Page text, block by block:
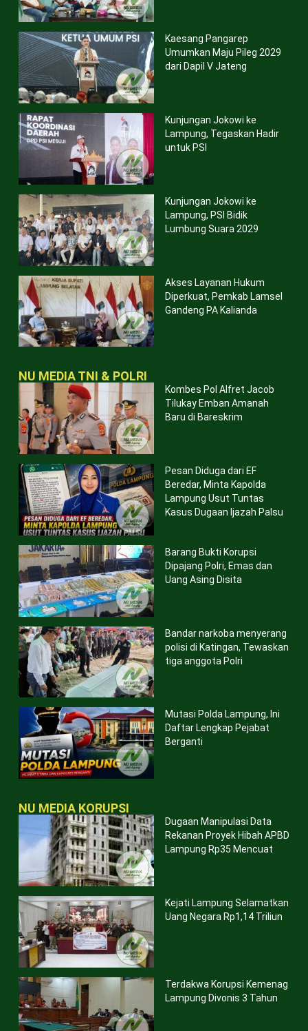
Kaesang Pangarep
Umumkan Maju Pileg 2029
dari Dapil V Jateng
Kunjungan Jokowi ke
Lampung, Tegaskan Hadir
untuk PSI
Kunjungan Jokowi ke
Lampung, PSI Bidik
Lumbung Suara 2029
Akses Layanan Hukum
Diperkuat, Pemkab Lamsel
Gandeng PA Kalianda
NU MEDIA TNI & POLRI
Kombes Pol Alfret Jacob
Tilukay Emban Amanah
Baru di Bareskrim
Pesan Diduga dari EF
Beredar, Minta Kapolda
Lampung Usut Tuntas
Kasus Dugaan Ijazah Palsu
Barang Bukti Korupsi
Dipajang Polri, Emas dan
Uang Asing Disita
Bandar narkoba menyerang
polisi di Katingan, Tewaskan
tiga anggota Polri
Mutasi Polda Lampung, Ini
Daftar Lengkap Pejabat
Berganti
NU MEDIA KORUPSI
Dugaan Manipulasi Data
Rekanan Proyek Hibah APBD
Lampung Rp35 Mencuat
Kejati Lampung Selamatkan
Uang Negara Rp1,14 Triliun
Terdakwa Korupsi Kemenag
Lampung Divonis 3 Tahun